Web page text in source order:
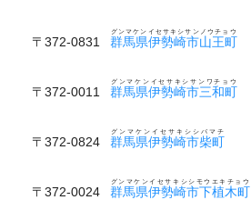
〒372-0831 群馬県伊勢崎市山王町
グンマケンイセサキシサンノウチョウ
〒372-0011 群馬県伊勢崎市三和町
グンマケンイセサキシサンワチョウ
〒372-0824 群馬県伊勢崎市柴町
グンマケンイセサキシシバマチ
〒372-0024 群馬県伊勢崎市下植木町
グンマケンイセサキシシモウエキチョウ